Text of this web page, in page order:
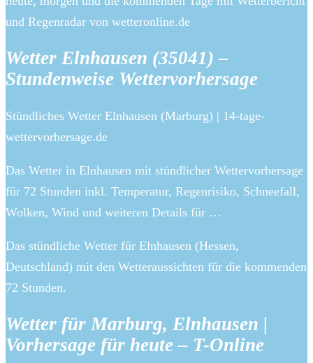
und Regenradar von wetteronline.de
Wetter Elnhausen (35041) –
Stundenweise Wettervorhersage
Stündliches Wetter Elnhausen (Marburg) | 14-tage-
wettervorhersage.de
Das Wetter in Elnhausen mit stündlicher Wettervorhersage
für 72 Stunden inkl. Temperatur, Regenrisiko, Schneefall,
Wolken, Wind und weiteren Details für …
Das stündliche Wetter für Elnhausen (Hessen,
Deutschland) mit den Wetteraussichten für die kommenden
72 Stunden.
Wetter für Marburg, Elnhausen |
Vorhersage für heute – T-Online